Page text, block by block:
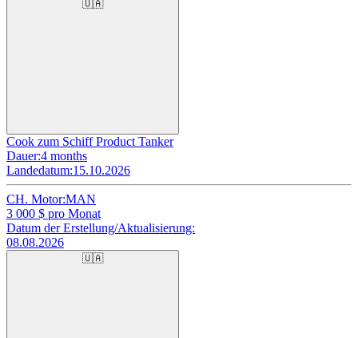
🇺🇦
Cook zum Schiff Product Tanker
Dauer:4 months
Landedatum:15.10.2026
CH. Motor:MAN
3 000 $ pro Monat
Datum der Erstellung/Aktualisierung:
08.08.2026
🇺🇦